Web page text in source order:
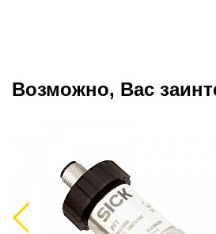
Возможно, Вас
Previous